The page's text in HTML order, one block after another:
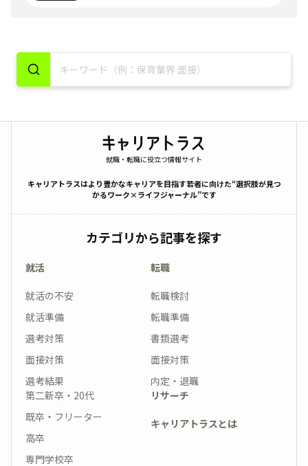
就職・転職に役立つ情報サイト
キャリアトラスはより豊かなキャリアを目指す若者に向けた“選択肢が見つ
かるワーク×ライフジャーナル”です
カテゴリから記事を探す
就活
就活の不安
就活準備
選考対策
面接対策
選考結果
転職
転職検討
転職準備
書類選考
面接対策
内定・退職
第二新卒・20代
既卒・フリーター
高卒
専門学校卒
リサーチ
キャリアトラスとは